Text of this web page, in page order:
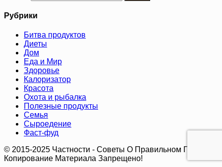
Рубрики
Битва продуктов
Диеты
Дом
Еда и Мир
Здоровье
Калоризатор
Красота
Охота и рыбалка
Полезные продукты
Семья
Сыроедение
Фаст-фуд
© 2015-2025 Частности - Советы О Правильном Питании.
Копирование Материала Запрещено!